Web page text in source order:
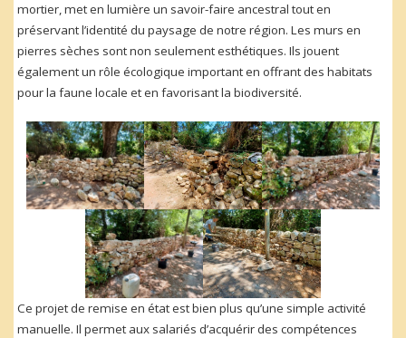
mortier, met en lumière un savoir-faire ancestral tout en
préservant l’identité du paysage de notre région. Les murs en
pierres sèches sont non seulement esthétiques. Ils jouent
également un rôle écologique important en offrant des habitats
pour la faune locale et en favorisant la biodiversité.
Ce projet de remise en état est bien plus qu’une simple activité
manuelle. Il permet aux salariés d’acquérir des compétences